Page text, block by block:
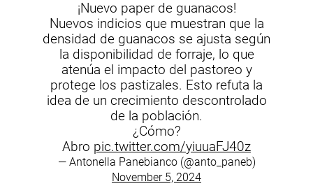
¡Nuevo paper de guanacos!
Nuevos indicios que muestran que la
densidad de guanacos se ajusta según
la disponibilidad de forraje, lo que
atenúa el impacto del pastoreo y
protege los pastizales. Esto refuta la
idea de un crecimiento descontrolado
de la población.
¿Cómo?
Abro pic.twitter.com/yiuuaFJ40z
— Antonella Panebianco (@anto_paneb)
November 5, 2024